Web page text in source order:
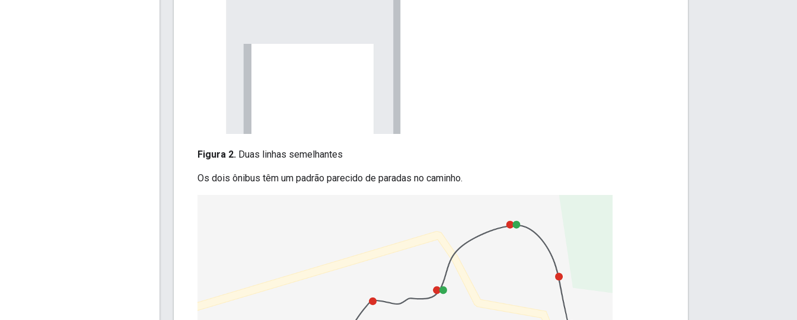
Figura 2. Duas linhas semelhantes
Os dois ônibus têm um padrão parecido de paradas no caminho.